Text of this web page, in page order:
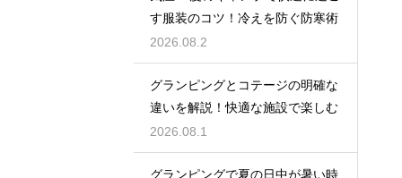
す服装のコツ！冷えを防ぐ防寒術
2026.08.2
グランピングとコテージの明確な
違いを解説！快適な施設で楽しむ
2026.08.1
グランピングで夏の日中が暑い時